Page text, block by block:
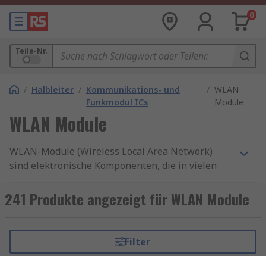
0
Teile-Nr.
/ Halbleiter / Kommunikations- und
Funkmodul ICs
/ WLAN
Module
WLAN Module
WLAN-Module (Wireless Local Area Network)
sind elektronische Komponenten, die in vielen
Verbindung zum Internet herzustellen.
hochwertigen Komponenten führender Marken
für Ihre gesamten Entwicklungs-, Design- und
241 Produkte angezeigt für WLAN Module
Filter